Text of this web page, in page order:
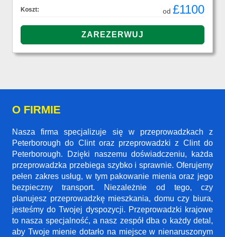
Koszt: od £1100
O FIRMIE
Nasza firma specjalizuje się w przeprowadzkach z
Peterborough do Clint oraz przeprowadzki z Clint do
Peterborough. Dzięki naszemu doświadczeniu, każda
przeprowadzka przebiega szybko i sprawnie. Oferujemy
pełen zakres usług, w tym pakowanie mienia oraz jego
bezpieczny transport. Niezależnie od tego, czy
planujesz przeprowadzkę mieszkania, domu czy biura,
jesteśmy do Twojej dyspozycji. Przeprowadzki krajowe
to nasza specjalność, a nasz zespół dba o każdy detal,
aby Twoje mienie dotarło na miejsce w nienaruszonym